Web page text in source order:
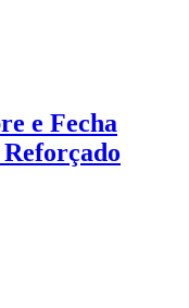
e Fecha